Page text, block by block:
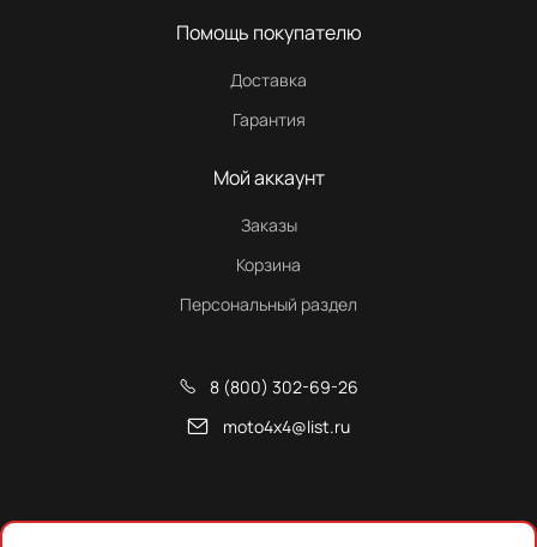
Помощь покупателю
Доставка
Гарантия
Мой аккаунт
Заказы
Корзина
Персональный раздел
8 (800) 302-69-26
moto4x4@list.ru